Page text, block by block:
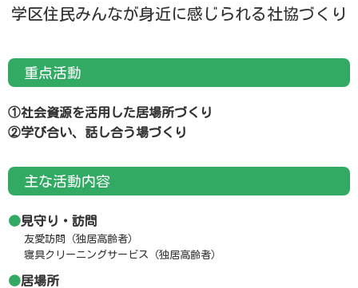
学区住民みんなが身近に感じられる社協づくり
重点活動
①社会資源を活用した居場所づくり
②学び合い、話し合う場づくり
主な活動内容
見守り・訪問
友愛訪問（独居高齢者）
寝具クリーニングサービス（独居高齢者）
居場所